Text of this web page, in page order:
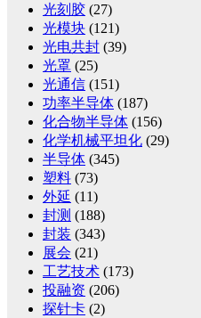
光刻胶 (27)
光模块 (121)
光电共封 (39)
光罩 (25)
光通信 (151)
功率半导体 (187)
化合物半导体 (156)
化学机械平坦化 (29)
半导体 (345)
塑料 (73)
外延 (11)
封测 (188)
封装 (343)
展会 (21)
工艺技术 (173)
投融资 (206)
探针卡 (2)